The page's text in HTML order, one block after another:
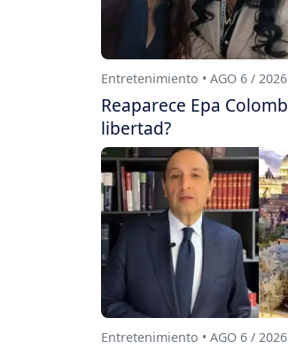
Entretenimiento • AGO 6 / 2026
Reaparece Epa
libertad?
Entretenimiento • AGO 6 / 2026